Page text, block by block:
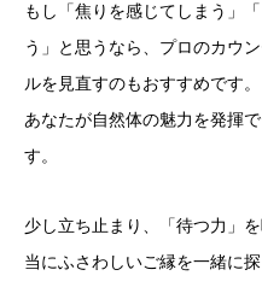
もし「焦りを感じてしまう」
う」と思うなら、プロのカウ
ルを見直すのもおすすめです。
あなたが自然体の魅力を発揮
す。
少し立ち止まり、「待つ力」
当にふさわしいご縁を一緒に